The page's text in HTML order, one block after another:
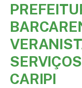
CARIPI